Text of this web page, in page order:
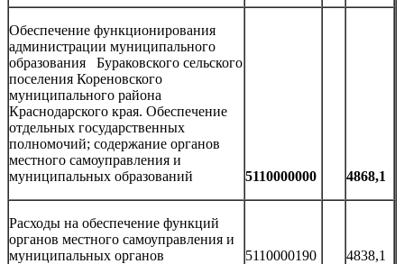
Обеспечение функционирования
администрации муниципального
образования Бураковского сельского
поселения Кореновского
муниципального района
Краснодарского края. Обеспечение
отдельных государственных
полномочий; содержание органов
местного самоуправления и
муниципальных образований
5110000000 4868,1
Расходы на обеспечение функций
органов местного самоуправления и
муниципальных органов
5110000190 4838,1